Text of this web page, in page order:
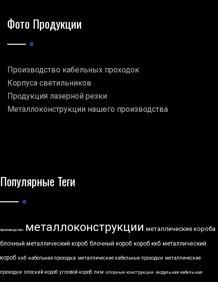
Фото Продукции
Производство кабельных проходок
Корпуса светильников
Продукция лазерной резки
Металлоконструкции нашего производства
Популярные Теги
производство металлоконструкции металлические короба
блочный металлический короб блочный короб короб ккб металлический
короб ккб кабельная проходка металлические кабельные проходки металлические
проходки плоский короб угловой короб пкм опорные конструкции модульная кабельная